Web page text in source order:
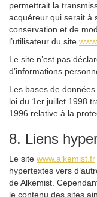
permettrait la
acquéreur qui serait à
conservation et de
l’utilisateur du site
Le site n’est pas
d’informations
Les bases de
loi du 1er juillet 1998
1996 relative à la
8. Liens
Le site www.alkemist.fr
hypertextes vers
de Alkemist.
le contenu des sites